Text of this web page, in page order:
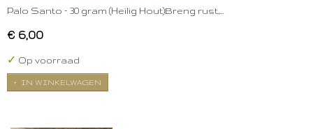
Palo Santo – 30 gram (Heilig Hout)Breng rust,…
€ 6,00
✓ Op voorraad
IN WINKELWAGEN